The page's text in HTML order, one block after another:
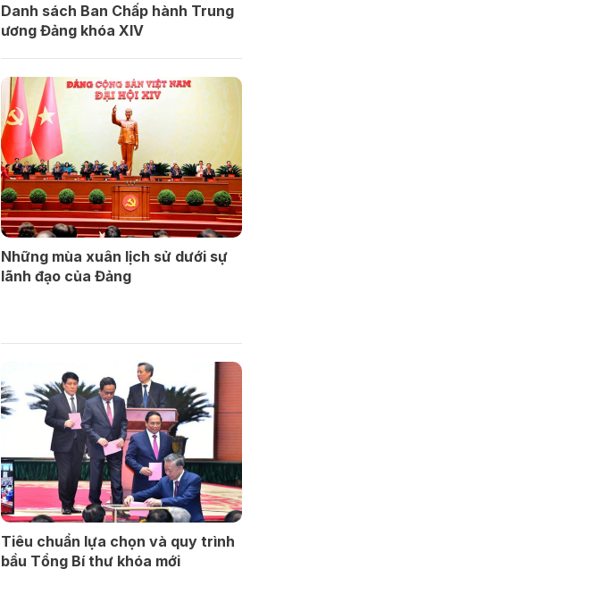
Danh sách Ban Chấp hành Trung
ương Đảng khóa XIV
Những mùa xuân lịch sử dưới sự
lãnh đạo của Đảng
Tiêu chuẩn lựa chọn và quy trình
bầu Tổng Bí thư khóa mới